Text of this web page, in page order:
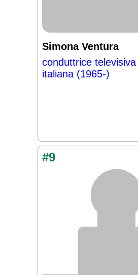
Simona Ventura
conduttrice televisiva
italiana (1965-)
#9